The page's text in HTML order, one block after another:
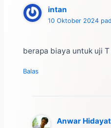
intan
10 Oktober 2024
berapa biaya untuk uji
Balas
Anwar Hidayat